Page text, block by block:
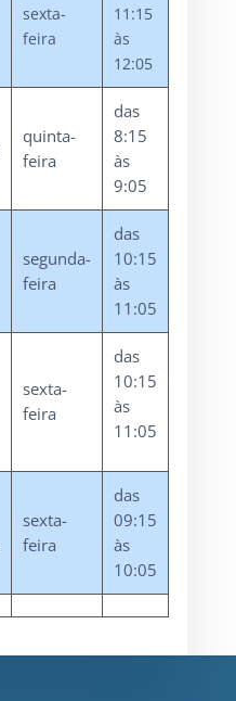
sexta-
feira
11:15
às
12:05
quinta-
feira
das
8:15
às
9:05
segunda-
feira
das
10:15
às
11:05
sexta-
feira
das
10:15
às
11:05
sexta-
feira
das
09:15
às
10:05